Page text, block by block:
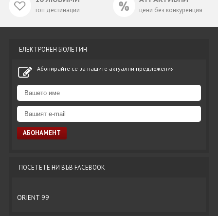
топ дестинации цени без конкуренция
ЕЛЕКТРОНЕН БЮЛЕТИН
Абонирайте се за нашите актуални предложения
ПОСЕТЕТЕ НИ ВЪВ FACEBOOK
ORIENT 99